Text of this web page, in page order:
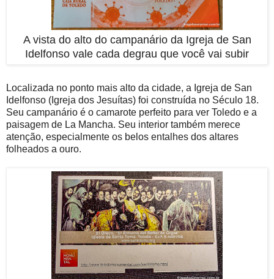
A vista do alto do campanário da Igreja de San
Idelfonso vale cada degrau que você vai subir
Localizada no ponto mais alto da cidade, a Igreja de San
Idelfonso (Igreja dos Jesuítas) foi construída no Século 18.
Seu campanário é o camarote perfeito para ver Toledo e a
paisagem de La Mancha. Seu interior também merece
atenção, especialmente os belos entalhes dos altares
folheados a ouro.